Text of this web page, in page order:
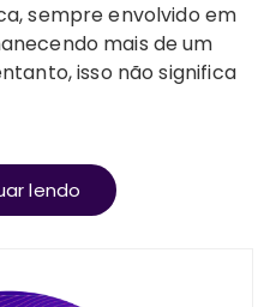
sempre envolvido em
mais de um
isso não significa
lendo